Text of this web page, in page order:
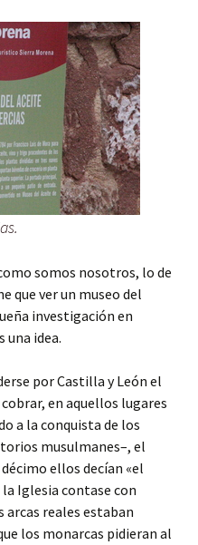
somos nosotros, lo de
que ver un museo del
investigación en
idea.
por Castilla y León el
en aquellos lugares
a la conquista de los
musulmanes–, el
ellos decían «el
Iglesia contase con
arcas reales estaban
los monarcas pidieran al